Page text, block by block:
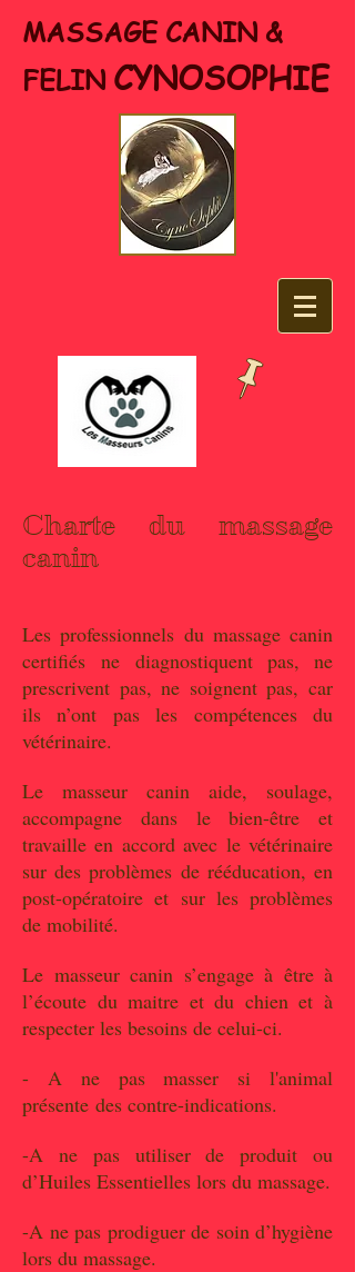
MASSAGE CANIN &
FELIN CYNOSOPHIE
Charte du massage
canin
Les professionnels du massage canin
certifiésne diagnostiquent pas, ne
prescrivent pas, ne soignent pas, car
ils n’ont pas les compétences du
vétérinaire.
Le masseur canin aide, soulage,
accompagne dans le bien-être et
travaille en accord avec le vétérinaire
sur des problèmes de rééducation, en
post-opératoire et sur les problèmes
de mobilité.
Le masseur canin s’engage à être à
l’écoute du maitre et du chien et à
respecter les besoins de celui-ci.
- A ne pas masser si l'animal
présente des contre-indications.
-A ne pas utiliser de produit ou
d’Huiles Essentielles lors du massage.
-A ne pas prodiguer de soin d’hygiène
lors du massage.